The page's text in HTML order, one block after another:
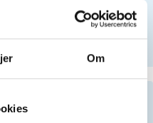
Om
number?
recommendations.